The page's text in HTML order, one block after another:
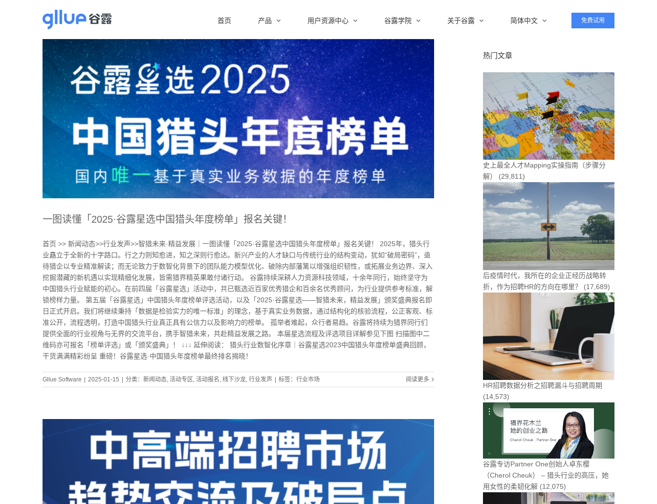
首页 产品 用户资源中心 谷露学院 关于谷露 简体中文 免费试用
一图读懂「2025·谷露星选中国猎头年度榜单」报名关键！
首页 >> 新闻动态>>行业发声>>智猎未来·精益发展｜一图读懂「2025·谷露星选中国猎头年度榜单」报名关键！ 2025年，猎头行
业矗立于全新的十字路口。行之力则知愈进，知之深则行愈达。新兴产业的人才缺口与传统行业的结构变动，犹如“破局密码”，亟
待猎企以专业精准解读；而无论致力于数智化背景下的团队能力模型优化、破除内部藩篱以增强组织韧性，或拓展业务边界、深入
挖掘潜藏的新机遇以实现精细化发展，皆需猎界精英果敢付诸行动。 谷露持续深耕人力资源科技领域，十余年同行，始终坚守为
中国猎头行业赋能的初心。在前四届「谷露星选」活动中，共已甄选近百家优秀猎企和百余名优秀顾问，为行业提供参考标准，解
锁榜样力量。 第五届「谷露星选」中国猎头年度榜单评选活动，以及「2025·谷露星选——智猎未来，精益发展」颁奖盛典报名即
日正式开启。我们将继续秉持「数据是检验实力的唯一标准」的理念，基于真实业务数据，通过结构化的核验流程，公正客观、标
准公开，流程透明，打造中国猎头行业真正具有公信力以及影响力的榜单。 孤举者难起，众行者易趋。谷露将持续为猎界同行们
提供全面的行业视角与无界的交流平台，携手智猎未来，共赴精益发展之路。 本届星选流程及评选项目详解参见下图 扫描图中二
维码亦可报名「榜单评选」或「颁奖盛典」！ ↓↓↓ 延伸阅读： 猎头行业数智化序章｜谷露星选2023中国猎头年度榜单盛典回顾，
干货满满精彩纷呈 重磅！谷露星选·中国猎头年度榜单最终排名揭晓！
Gllue Software | 2025-01-15 | 分类： 新闻动态 活动专区 活动报名 线下沙龙 行业发声 | 标签： 行业市场 阅读更多
热门文章
史上最全人才Mapping实操指南（步骤分
解）
(29,811)
后疫情时代，我所在的企业正经历战略转
折，作为招聘HR的方向在哪里？
(17,689)
HR招聘数据分析之招聘漏斗与招聘周期
(14,573)
谷露专访Partner One创始人卓东樱
（Cherol Cheuk） – 猎头行业的高压，她
用女性的柔韧化解 (12,075)